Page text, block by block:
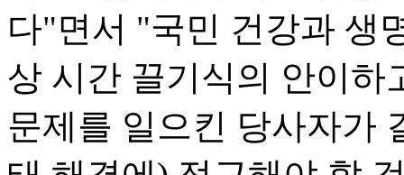
다"면서 "국민 건강과 생
상 시간 끌기식의 안이하
문제를 일으킨 당사자가